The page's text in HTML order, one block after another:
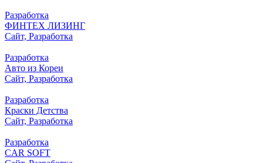
Разработка
ФИНТЕХ ЛИЗИНГ
Сайт, Разработка
Разработка
Авто из Кореи
Сайт, Разработка
Разработка
Краски Детства
Сайт, Разработка
Разработка
CAR SOFT